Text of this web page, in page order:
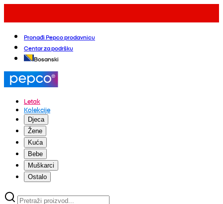
Pronađi Pepco prodavnicu
Centar za podršku
Bosanski
Letak
Kolekcije
Djeca
Žene
Kuća
Bebe
Muškarci
Ostalo